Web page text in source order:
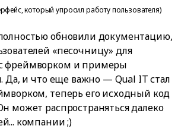
который упросил работу пользователя)
обновили документацию,
«песочницу» для
фреймворком и примеры
Да, и что еще важно — Qual IT стал
теперь его исходный код
может распространяться далеко
компании ;)